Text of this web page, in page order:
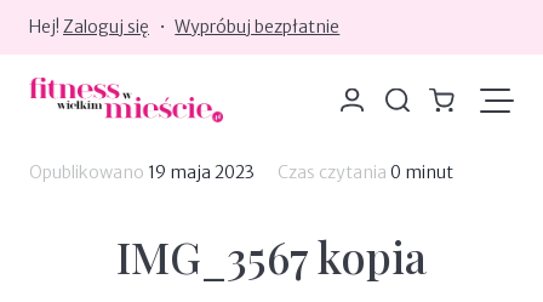
Hej! Zaloguj się • Wypróbuj bezpłatnie
Moje konto
SzukajKoszyk
Opublikowano 19 maja 2023 Czas czytania 0 minut
IMG_3567 kopia